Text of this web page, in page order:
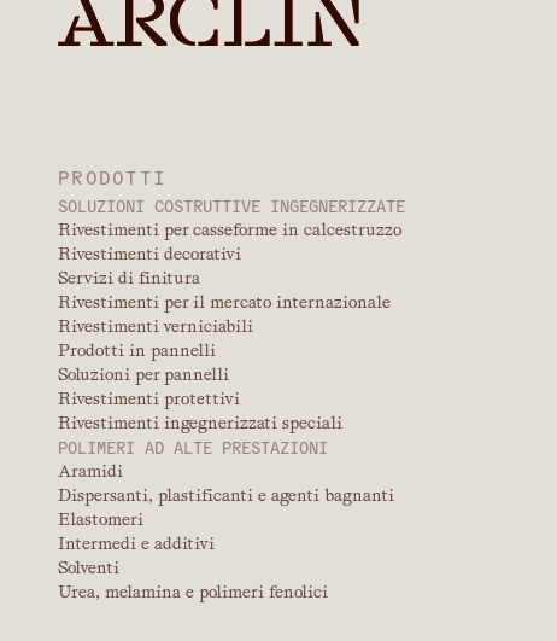
PRODOTTI
SOLUZIONI COSTRUTTIVE INGEGNERIZZATE
Rivestimenti per casseforme in calcestruzzo
Rivestimenti decorativi
Servizi di finitura
Rivestimenti per il mercato internazionale
Rivestimenti verniciabili
Prodotti in pannelli
Soluzioni per pannelli
Rivestimenti protettivi
Rivestimenti ingegnerizzati speciali
POLIMERI AD ALTE PRESTAZIONI
Aramidi
Dispersanti, plastificanti e agenti bagnanti
Elastomeri
Intermedi e additivi
Solventi
Urea, melamina e polimeri fenolici